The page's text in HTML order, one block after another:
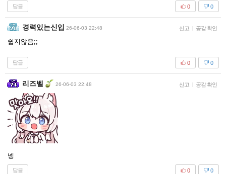
답글 0
0
경력있는신입 26-06-03 22:48 신고 | 공감 확인
쉽지않음;;
답글 0
0
리즈벨 26-06-03 22:48 신고 | 공감 확인
넹
답글 0
0